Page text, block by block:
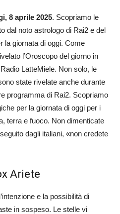
8 aprile 2025. Scopriamo le
dal noto astrologo di Rai2 e del
la giornata di oggi. Come
l’Oroscopo del giorno in
LatteMiele. Non solo, le
state rivelate anche durante
programma di Rai2. Scopriamo
per la giornata di oggi per i
terra e fuoco. Non dimenticate
dagli italiani, «non credete
Ariete
e la possibilità di
in sospeso. Le stelle vi